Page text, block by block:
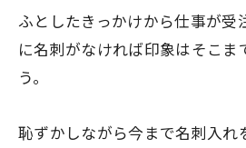
ふとしたきっかけから仕事が受
に名刺がなければ印象はそこま
う。
恥ずかしながら今まで名刺入れ